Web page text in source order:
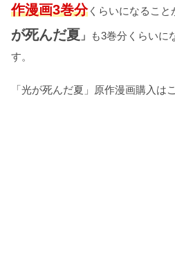
作漫画3巻分くらいになること
が死んだ夏 」
も3巻分くらいに
す。
「光が死んだ夏」原作漫画購入は